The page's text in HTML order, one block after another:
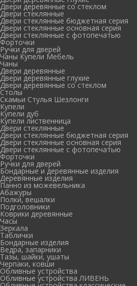
Двери деревянные со стеклом
Двери стеклянные
Двери стеклянные бюджетная серия
Двери стеклянные основная серия
Двери стеклянные с фотопечатью
Форточки
Ручки для дверей
Чаны Купели Мебель
Чаны
Двери деревянные
Двери деревянные глухие
Двери деревянные со стеклом
Столы
Скамьи Стулья Шезлонги
Купели
Купели дуб
Купели лиственница
Двери стеклянные
Двери стеклянные бюджетная серия
Двери стеклянные основная серия
Двери стеклянные с фотопечатью
Форточки
Ручки для дверей
Бондарные и деревянные изделия
Деревянные изделия
Панно из можевельника
Абажуры
Полки, вешалки
Подголовники
Коврики деревянные
Часы
Зеркала
Таблички
Бондарные изделия
Ведра, запарники
Тазы, шайки, ушаты
Черпаки, ковши
Обливные устройства
Обливные устройства ЛИВЕНЬ